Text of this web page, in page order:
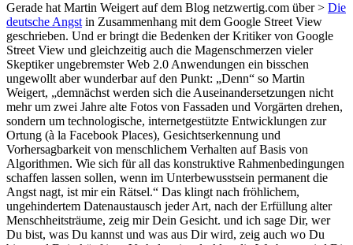
Gerade hat Martin Weigert auf dem Blog netzwertig.com über > Die
deutsche Angst in Zusammenhang mit dem Google Street View
geschrieben. Und er bringt die Bedenken der Kritiker von Google
Street View und gleichzeitig auch die Magenschmerzen vieler
Skeptiker ungebremster Web 2.0 Anwendungen ein bisschen
ungewollt aber wunderbar auf den Punkt: „Denn“ so Martin
Weigert, „demnächst werden sich die Auseinandersetzungen nicht
mehr um zwei Jahre alte Fotos von Fassaden und Vorgärten drehen,
sondern um technologische, internetgestützte Entwicklungen zur
Ortung (à la Facebook Places), Gesichtserkennung und
Vorhersagbarkeit von menschlichem Verhalten auf Basis von
Algorithmen. Wie sich für all das konstruktive Rahmenbedingungen
schaffen lassen sollen, wenn im Unterbewusstsein permanent die
Angst nagt, ist mir ein Rätsel.“ Das klingt nach fröhlichem,
ungehindertem Datenaustausch jeder Art, nach der Erfüllung alter
Menschheitsträume, zeig mir Dein Gesicht. und ich sage Dir, wer
Du bist, was Du kannst und was aus Dir wird, zeig auch wo Du